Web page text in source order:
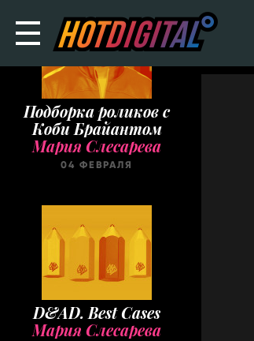
Подборка роликов с
Коби Брайантом
Мария Слесарева
04 ФЕВРАЛЯ
D&AD. Best Cases
Мария Слесарева